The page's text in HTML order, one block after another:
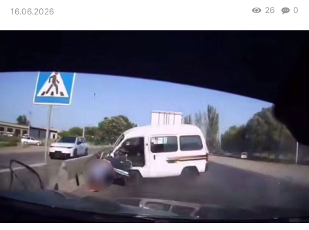
16.06.2026 0
26